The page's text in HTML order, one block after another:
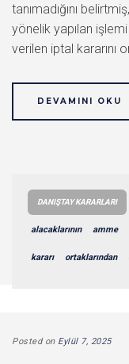
tanımadığını
yönelik yapılan
verilen iptal kararını
DEVAMINI OKU
DANIŞTAY KARARLARI
alacaklarının amme
kararı ortaklarından
Posted on Eylül 7, 2025